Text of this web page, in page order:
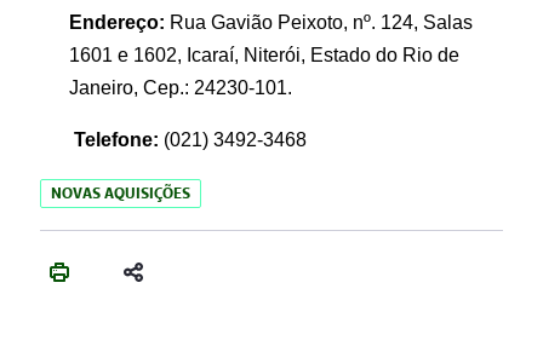
Endereço: Rua Gavião Peixoto, nº. 124, Salas
1601 e 1602, Icaraí, Niterói, Estado do Rio de
Janeiro, Cep.: 24230-101.
Telefone: (021) 3492-3468
NOVAS AQUISIÇÕES